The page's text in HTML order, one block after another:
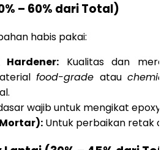
– 60% dari Total)
habis pakai:
Hardener: Kualitas dan
food-grade atau
wajib untuk mengikat
Untuk perbaikan retak